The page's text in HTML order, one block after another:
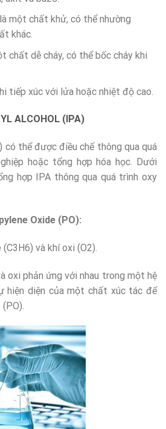
một chất khử, có thể nhường
khác.
chất dễ cháy, có thể bốc cháy khi
tiếp xúc với lửa hoặc nhiệt độ cao.
ALCOHOL (IPA)
có thể được điều chế thông qua quá
hoặc tổng hợp hóa học. Dưới
hợp IPA thông qua quá trình oxy
Oxide (PO):
và khí oxi (O2).
oxi phản ứng với nhau trong một hệ
hiện diện của một chất xúc tác để